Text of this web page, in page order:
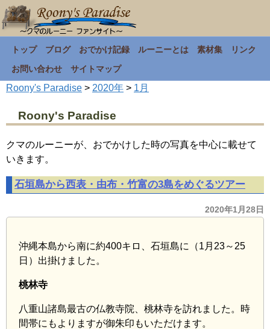
トップ ブログ おでかけ記録 ルーニーとは 素材集 リンク
お問い合わせ サイトマップ
Roony's Paradise > 2020年 > 1月
Roony's Paradise
クマのルーニーが、おでかけした時の写真を中心に載せて
いきます。
石垣島から西表・由布・竹富の3島をめぐるツアー
2020年1月28日
沖縄本島から南に約400キロ、石垣島に（1月23～25
日）出掛けました。
桃林寺
八重山諸島最古の仏教寺院、桃林寺を訪れました。時
間帯にもよりますが御朱印もいただけます。